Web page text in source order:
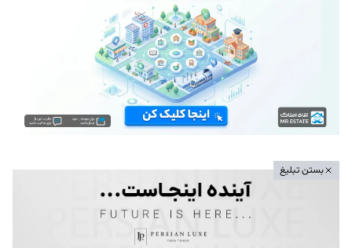
بستن تبلیغ